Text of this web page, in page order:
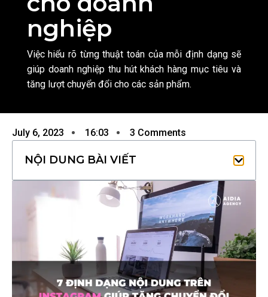
nghiệp
Việc hiểu rõ từng thuật toán của mỗi định dạng sẽ
giúp doanh nghiệp thu hút khách hàng mục tiêu và
tăng lượt chuyển đổi cho các sản phẩm.
July 6, 2023 16:03 3 Comments
NỘI DUNG BÀI VIẾT